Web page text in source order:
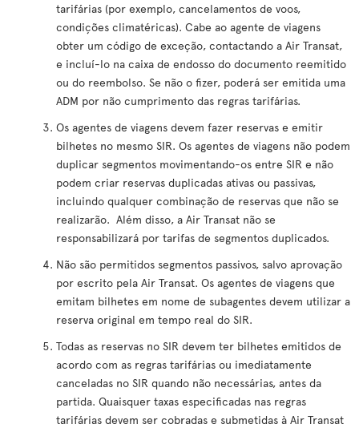
tarifárias (por exemplo, cancelamentos de voos,
condições climatéricas). Cabe ao agente de viagens
obter um código de exceção, contactando a Air Transat,
e incluí-lo na caixa de endosso do documento reemitido
ou do reembolso. Se não o fizer, poderá ser emitida uma
ADM por não cumprimento das regras tarifárias.
Os agentes de viagens devem fazer reservas e emitir
bilhetes no mesmo SIR. Os agentes de viagens não podem
duplicar segmentos movimentando-os entre SIR e não
podem criar reservas duplicadas ativas ou passivas,
incluindo qualquer combinação de reservas que não se
realizarão. Além disso, a Air Transat não se
responsabilizará por tarifas de segmentos duplicados.
Não são permitidos segmentos passivos, salvo aprovação
por escrito pela Air Transat. Os agentes de viagens que
emitam bilhetes em nome de subagentes devem utilizar a
reserva original em tempo real do SIR.
Todas as reservas no SIR devem ter bilhetes emitidos de
acordo com as regras tarifárias ou imediatamente
canceladas no SIR quando não necessárias, antes da
partida. Quaisquer taxas especificadas nas regras
tarifárias devem ser cobradas e submetidas à Air Transat